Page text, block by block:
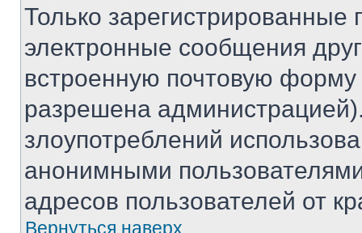
Только зарегистрированные
электронные сообщения
встроенную почтовую
разрешена
злоупотреблений
анонимными
адресов пользователей от
Вернуться наверх